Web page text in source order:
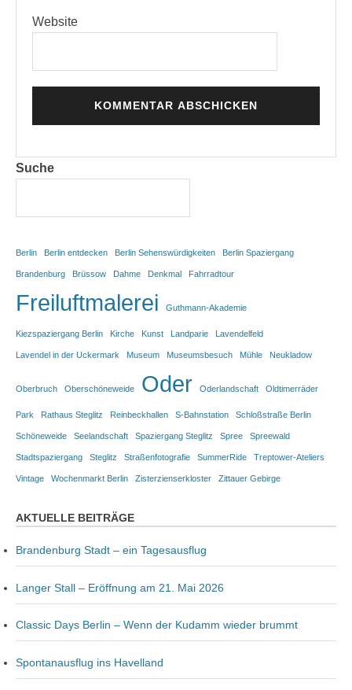
Website
Suche
Berlin Berlin entdecken Berlin Sehenswürdigkeiten Berlin Spaziergang
Brandenburg Brüssow Dahme Denkmal Fahrradtour
Freiluftmalerei Guthmann-Akademie
Kiezspaziergang Berlin Kirche Kunst Landparie Lavendelfeld
Lavendel in der Uckermark Museum Museumsbesuch Mühle Neukladow
Oberbruch Oberschöneweide Oder Oderlandschaft Oldtimerräder
Park Rathaus Steglitz Reinbeckhallen S-Bahnstation Schloßstraße Berlin
Schöneweide Seelandschaft Spaziergang Steglitz Spree Spreewald
Stadtspaziergang Steglitz Straßenfotografie SummerRide Treptower-Ateliers
Vintage Wochenmarkt Berlin Zisterzienserkloster Zittauer Gebirge
AKTUELLE BEITRÄGE
Brandenburg Stadt – ein Tagesausflug
Langer Stall – Eröffnung am 21. Mai 2026
Classic Days Berlin – Wenn der Kudamm wieder brummt
Spontanausflug ins Havelland